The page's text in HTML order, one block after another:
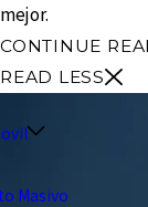
mejor.
CONTINUE
READ LESS
Masivo